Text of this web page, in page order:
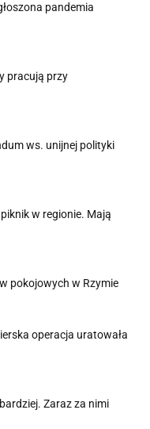
pandemia
pracują przy
ws. unijnej polityki
w regionie. Mają
pokojowych w Rzymie
operacja uratowała
Zaraz za nimi